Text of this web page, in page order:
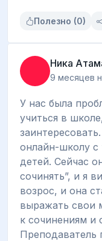
Полезно (0)
Ника
9 месяцев
У нас была
учиться в
онлайн-школу с
детей. Сейчас
сочинять”, и я
возрос, и она
выражать свои
к сочинениям и
Преподаватель